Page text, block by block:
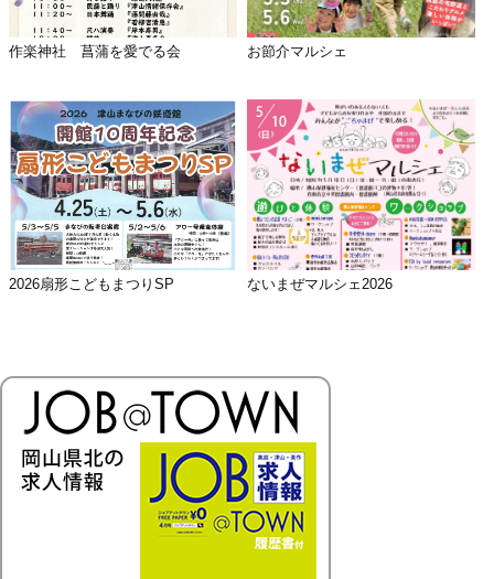
作楽神社 菖蒲を愛でる会 お節介マルシェ
2026扇形こどもまつりSP ないまぜマルシェ2026